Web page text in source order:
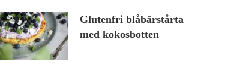
Glutenfri blåbärstårta
med kokosbotten